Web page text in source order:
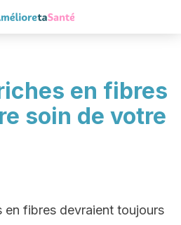
en fibres
soin de votre
en fibres devraient toujours